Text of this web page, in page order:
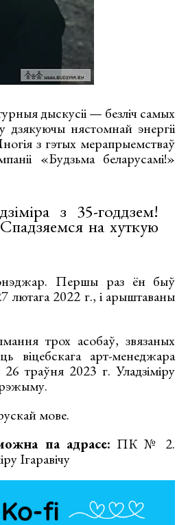
дыскусіі — безліч самых
дзякуючы нястомнай энергіі
з гэтых мерапрыемстваў
«Будзьма беларусамі!»
з 35-годдзем!
на хуткую
Першы раз ён быў
лютага 2022 г., і арыштаваны
трох асобаў, звязаных
віцебскага арт-менеджара
траўня 2023 г. Уладзіміру
рэжыму.
мове.
па адрасе: ПК № 2.
Ігаравічу